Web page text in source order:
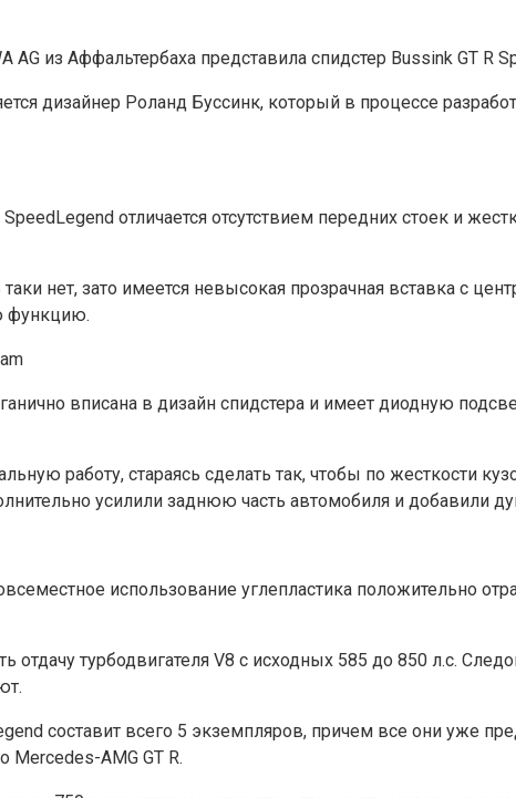
из Аффальтербаха представила спидстер Bussink GT R
дизайнер Роланд Буссинк, который в процессе
SpeedLegend отличается отсутствием передних стоек и
таки нет, зато имеется невысокая прозрачная вставка с
функцию.
вписана в дизайн спидстера и имеет диодную
работу, стараясь сделать так, чтобы по жесткости
усилили заднюю часть автомобиля и добавили
использование углепластика положительно
турбодвигателя V8 с исходных 585 до 850 л.с.
составит всего 5 экземпляров, причем все они уже
AMG GT R.